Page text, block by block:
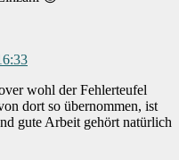
wohl der Fehlerteufel
dort so übernommen, ist
gute Arbeit gehört natürlich